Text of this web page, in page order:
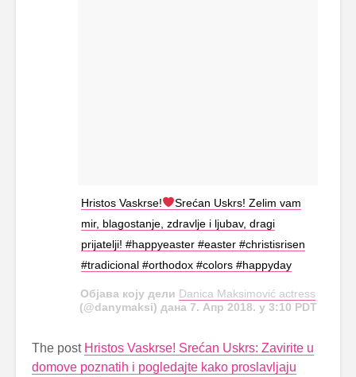
Hristos Vaskrse!
Srećan Uskrs! Zelim vam
mir, blagostanje, zdravlje i ljubav, dragi
prijatelji! #happyeaster #easter #christisrisen
#tradicional #orthodox #colors #happyday
Објава коју дели Danica Maksimović actress
(@danymaksi) дана 7. Апр 2018. у 3:10 PDT
The post Hristos Vaskrse! Srećan Uskrs: Zavirite u
domove poznatih i pogledajte kako proslavljaju